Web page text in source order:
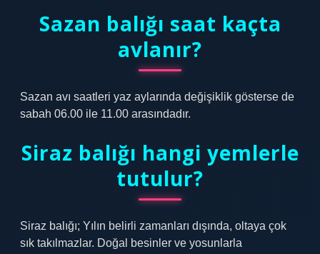
Sazan balığı saat kaçta
avlanır?
Sazan avı saatleri yaz aylarında değişiklik gösterse de
sabah 06.00 ile 11.00 arasındadır.
Siraz balığı hangi yemlerle
tutulur?
Siraz balığı; Yılın belirli zamanları dışında, oltaya çok
sık takılmazlar. Doğal besinler ve yosunlarla